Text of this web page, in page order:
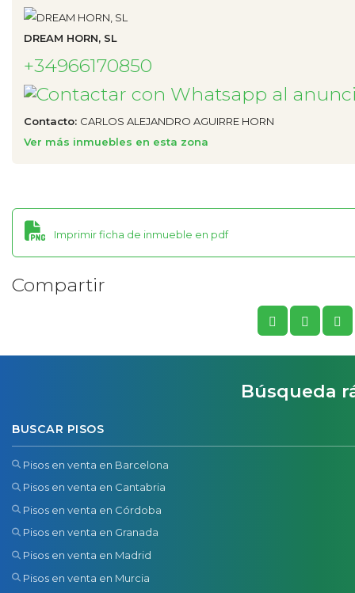
DREAM HORN, SL
+34966170850
Contacto: CARLOS ALEJANDRO AGUIRRE HORN
Ver más inmuebles en esta zona
Imprimir ficha de inmueble en pdf
Compartir
Búsqueda
BUSCAR PISOS
Pisos en venta en Barcelona
Pisos en venta en Cantabria
Pisos en venta en Córdoba
Pisos en venta en Granada
Pisos en venta en Madrid
Pisos en venta en Murcia